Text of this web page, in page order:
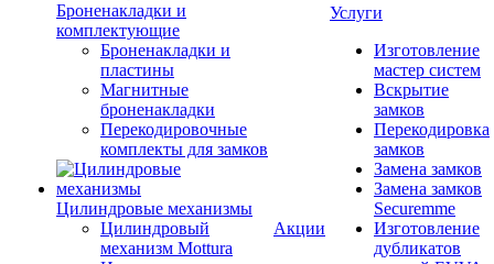
Броненакладки и
комплектующие
Броненакладки и
пластины
Магнитные
броненакладки
Перекодировочные
комплекты для замков
Цилиндровые механизмы
Цилиндровый
механизм Mottura
Акции
Услуги
Изготовление
мастер систем
Вскрытие
замков
Перекодировка
замков
Замена замков
Замена замков
Securemme
Изготовление
дубликатов